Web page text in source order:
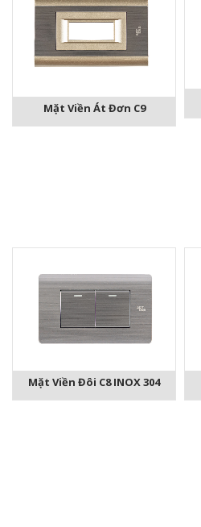
Mặt Viền Át Đơn C9
Mặt Viền Đôi C8 INOX 304